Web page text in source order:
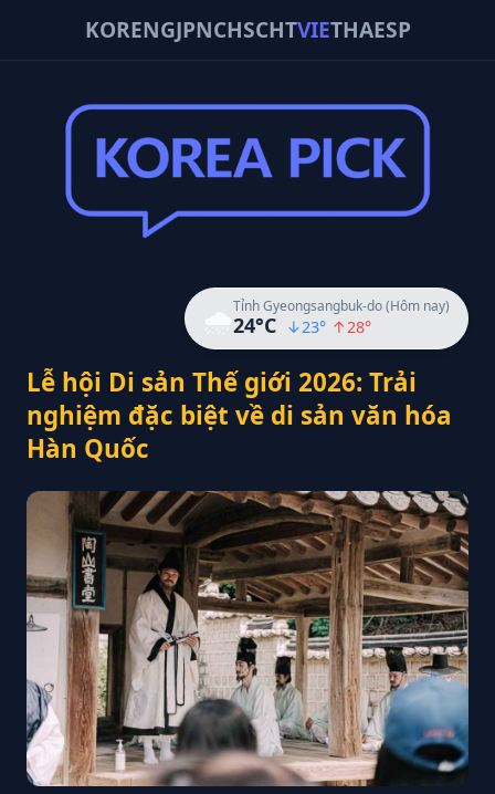
KORENGJPNCHSCHTVIETHAESP
Tỉnh Gyeongsangbuk-do (Hôm nay)
24°C ↓23° ↑28°
Lễ hội Di sản Thế giới 2026: Trải
nghiệm đặc biệt về di sản văn hóa
Hàn Quốc